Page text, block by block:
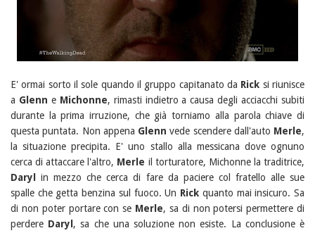
E' ormai sorto il sole quando il gruppo capitanato da Rick si riunisce
a Glenn e Michonne, rimasti indietro a causa degli acciacchi subiti
durante la prima irruzione, che già torniamo alla parola chiave di
questa puntata. Non appena Glenn vede scendere dall'auto Merle,
la situazione precipita. E' uno stallo alla messicana dove ognuno
cerca di attaccare l'altro, Merle il torturatore, Michonne la traditrice,
Daryl
in mezzo che cerca di fare da paciere col fratello alle sue
spalle che getta benzina sul fuoco. Un Rick quanto mai insicuro. Sa
di non poter portare con se Merle, sa di non potersi permettere di
perdere Daryl , sa che una soluzione non esiste. La conclusione è